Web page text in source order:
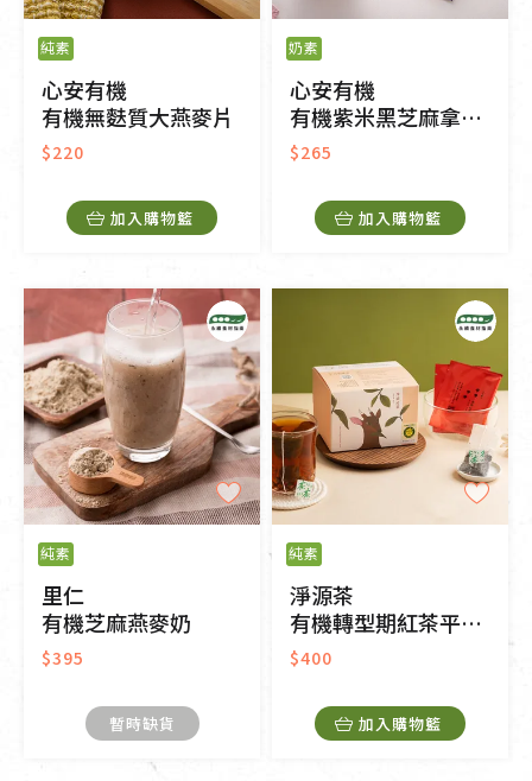
純素
心安有機
有機無麩質大燕麥片
$220
加入購物籃
奶素
心安有機
有機紫米黑芝麻拿鐵-無加糖
$265
加入購物籃
純素
里仁
有機芝麻燕麥奶
$395
暫時缺貨
純素
淨源茶
有機轉型期紅茶平面茶包
$400
加入購物籃